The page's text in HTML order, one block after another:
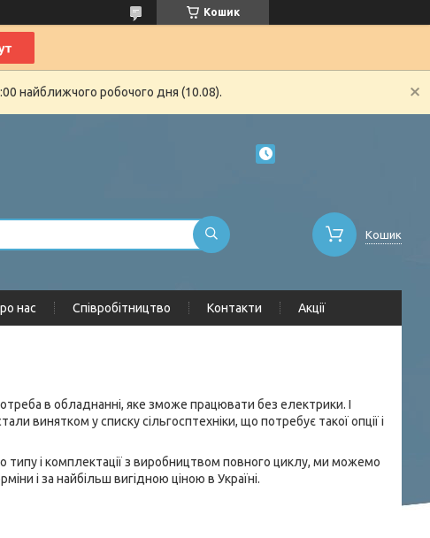
Кошик
найближчого робочого дня (10.08).
Кошик
нас Співробітництво Контакти Акції
в обладнанні, яке зможе працювати без електрики. І
винятком у списку сільгосптехніки, що потребує такої опції і
і комплектації з виробництвом повного циклу, ми можемо
і за найбільш вигідною ціною в Україні.